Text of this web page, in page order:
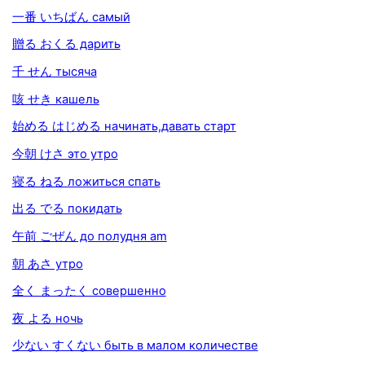
一番 いちばん самый
贈る おくる дарить
千 せん тысяча
咳 せき кашель
始める はじめる начинать,давать старт
今朝 けさ это утро
寝る ねる ложиться спать
出る でる покидать
午前 ごぜん до полудня am
朝 あさ утро
全く まったく совершенно
夜 よる ночь
少ない すくない быть в малом количестве